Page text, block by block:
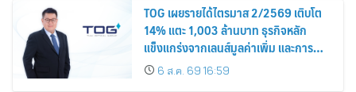
TOG เผยรายได้ไตรมาส 2/2569 เติบโต
14% แตะ 1,003 ล้านบาท ธุรกิจหลัก
แข็งแกร่งจากเลนส์มูลค่าเพิ่ม และการ
ขยายตลาดต่างประเทศ พร้อมเดินหน้า
ลงทุนเพื่อการเติบโตระยะยาว
6 ส.ค. 69 16:59